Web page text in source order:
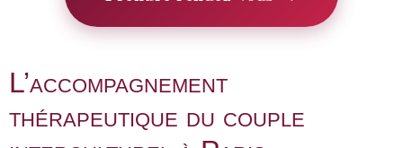
L’accompagnement
thérapeutique du couple